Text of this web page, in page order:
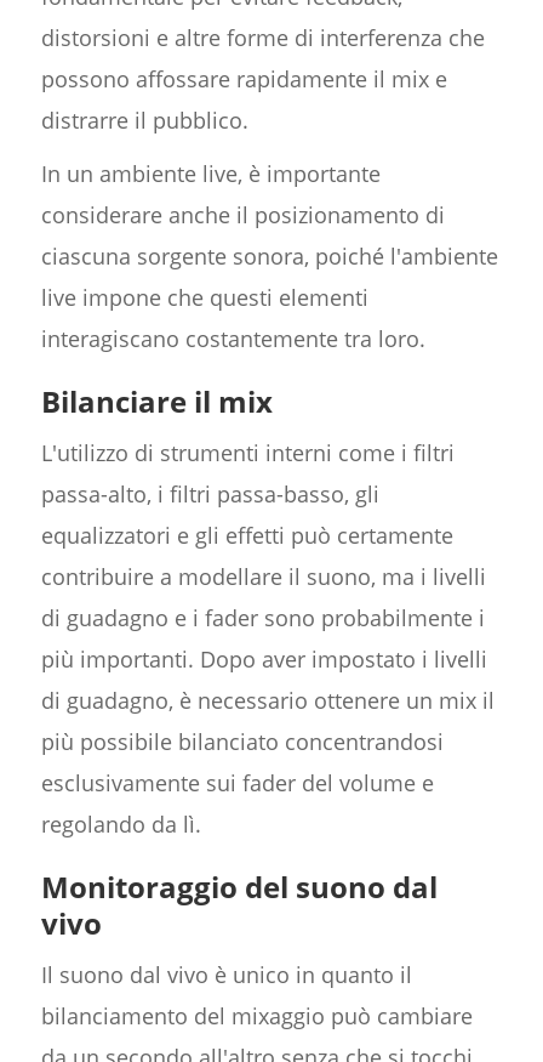
distorsioni e altre forme di interferenza che
possono affossare rapidamente il mix e
distrarre il pubblico.
In un ambiente live, è importante
considerare anche il posizionamento di
ciascuna sorgente sonora, poiché l'ambiente
live impone che questi elementi
interagiscano costantemente tra loro.
Bilanciare il mix
L'utilizzo di strumenti interni come i filtri
passa-alto, i filtri passa-basso, gli
equalizzatori e gli effetti può certamente
contribuire a modellare il suono, ma i livelli
di guadagno e i fader sono probabilmente i
più importanti. Dopo aver impostato i livelli
di guadagno, è necessario ottenere un mix il
più possibile bilanciato concentrandosi
esclusivamente sui fader del volume e
regolando da lì.
Monitoraggio del suono dal
vivo
Il suono dal vivo è unico in quanto il
bilanciamento del mixaggio può cambiare